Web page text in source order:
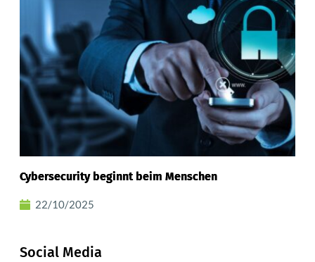
Cybersecurity beginnt beim Menschen
22/10/2025
Social Media